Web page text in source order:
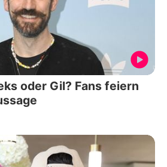
oder Gil? Fans feiern